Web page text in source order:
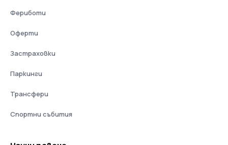
Фериботи
Оферти
Застраховки
Паркинги
Трансфери
Спортни събития